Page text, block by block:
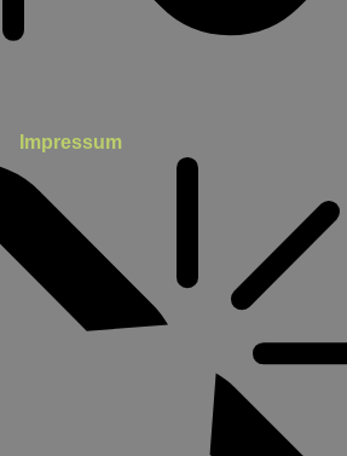
Impressum